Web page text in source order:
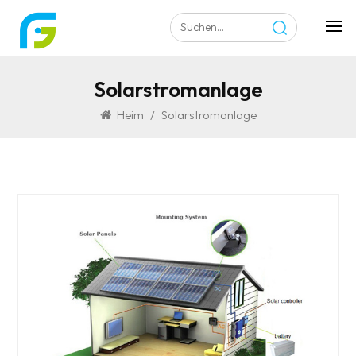
Solarstromanlage
Heim / Solarstromanlage